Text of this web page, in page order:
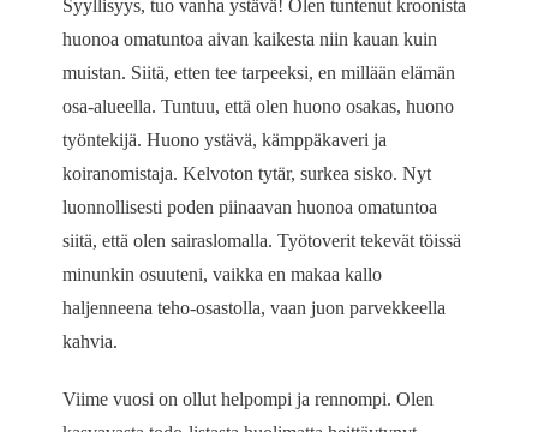
Syyllisyys, tuo vanha ystävä! Olen tuntenut kroonista
huonoa omatuntoa aivan kaikesta niin kauan kuin
muistan. Siitä, etten tee tarpeeksi, en millään elämän
osa-alueella. Tuntuu, että olen huono osakas, huono
työntekijä. Huono ystävä, kämppäkaveri ja
koiranomistaja. Kelvoton tytär, surkea sisko. Nyt
luonnollisesti poden piinaavan huonoa omatuntoa
siitä, että olen sairaslomalla. Työtoverit tekevät töissä
minunkin osuuteni, vaikka en makaa kallo
haljenneena teho-osastolla, vaan juon parvekkeella
kahvia.
Viime vuosi on ollut helpompi ja rennompi. Olen